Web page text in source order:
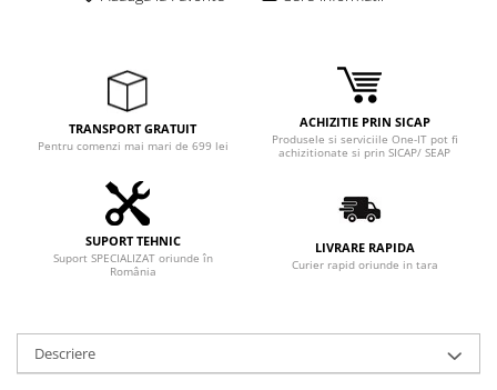
TRANSPORT GRATUIT
Pentru comenzi mai mari de 699 lei
ACHIZITIE PRIN SICAP
Produsele si serviciile One-IT pot fi
achizitionate si prin SICAP/ SEAP
SUPORT TEHNIC
Suport SPECIALIZAT oriunde în
România
LIVRARE RAPIDA
Curier rapid oriunde in tara
Descriere